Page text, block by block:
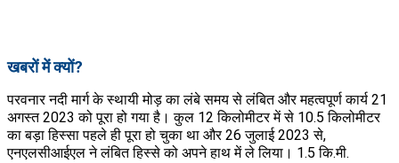
खबरों में क्यों?
परवनार नदी मार्ग के स्थायी मोड़ का लंबे समय से लंबित और महत्वपूर्ण कार्य 21
अगस्त 2023 को पूरा हो गया है। कुल 12 किलोमीटर में से 10.5 किलोमीटर
का बड़ा हिस्सा पहले ही पूरा हो चुका था और 26 जुलाई 2023 से,
एनएलसीआईएल ने लंबित हिस्से को अपने हाथ में ले लिया। 1.5 कि.मी.